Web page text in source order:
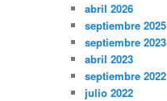
abril 2026
septiembre 2025
septiembre 2023
abril 2023
septiembre 2022
julio 2022